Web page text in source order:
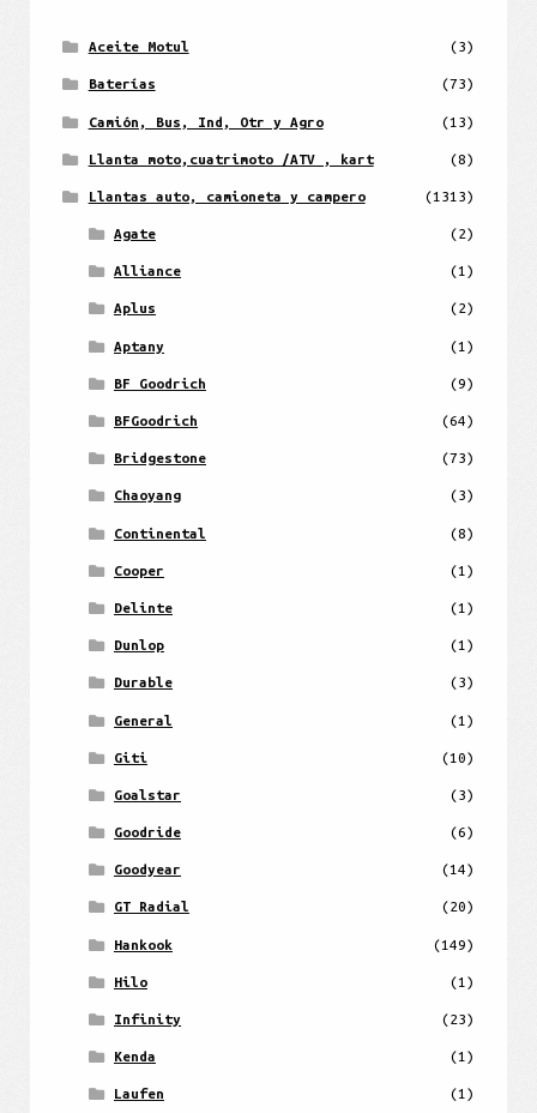
Aceite Motul (3)
Baterías (73)
Camión, Bus, Ind, Otr y Agro (13)
Llanta moto,cuatrimoto /ATV , kart (8)
Llantas auto, camioneta y campero (1313)
Agate (2)
Alliance (1)
Aplus (2)
Aptany (1)
BF Goodrich (9)
BFGoodrich (64)
Bridgestone (73)
Chaoyang (3)
Continental (8)
Cooper (1)
Delinte (1)
Dunlop (1)
Durable (3)
General (1)
Giti (10)
Goalstar (3)
Goodride (6)
Goodyear (14)
GT Radial (20)
Hankook (149)
Hilo (1)
Infinity (23)
Kenda (1)
Laufen (1)